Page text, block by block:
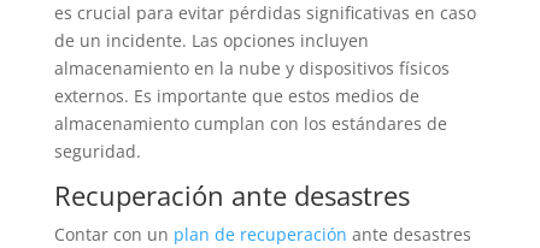
es crucial para evitar pérdidas significativas en caso
de un incidente. Las opciones incluyen
almacenamiento en la nube y dispositivos físicos
externos. Es importante que estos medios de
almacenamiento cumplan con los estándares de
seguridad.
Recuperación ante desastres
Contar con un plan de recuperación ante desastres